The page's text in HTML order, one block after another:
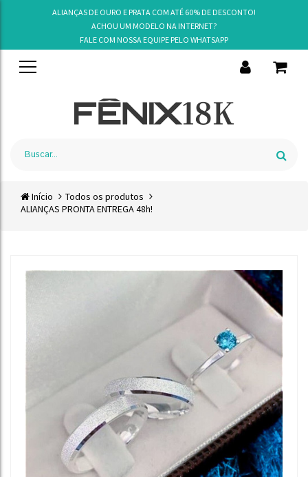
ALIANÇAS DE OURO E PRATA COM ATÉ 60% DE DESCONTO!
ACHOU UM MODELO NA INTERNET?
FALE COM NOSSA EQUIPE PELO WHATSAPP
Início
Todos os produtos
ALIANÇAS PRONTA ENTREGA 48h!